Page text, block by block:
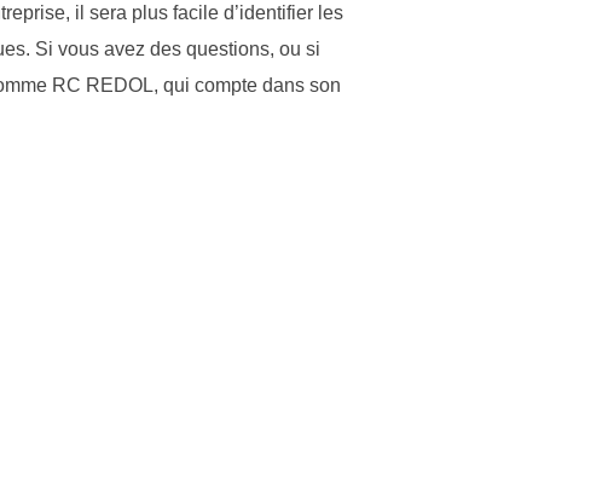
il sera plus facile d’identifier les
Si vous avez des questions, ou si
RC REDOL, qui compte dans son